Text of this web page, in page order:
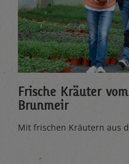
Frische Kräuter
Brunmeir
Mit frischen Kräutern aus